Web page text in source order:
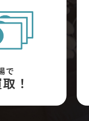
で
！